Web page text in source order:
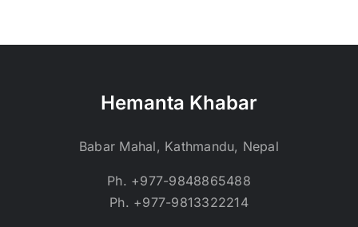
Hemanta Khabar
Babar Mahal, Kathmandu, Nepal
Ph. +977-9848865488
Ph. +977-9813322214